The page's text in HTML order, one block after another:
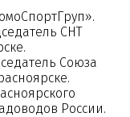
СНТ
Союза
России.